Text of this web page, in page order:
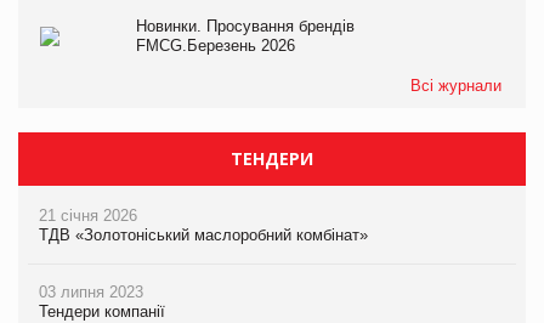
Новинки. Просування брендів
FMCG.Березень 2026
Всі журнали
ТЕНДЕРИ
21 січня 2026
ТДВ «Золотоніський маслоробний комбінат»
03 липня 2023
Тендери компанії